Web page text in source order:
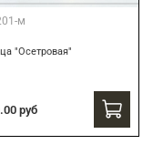
м
"Осетровая"
руб